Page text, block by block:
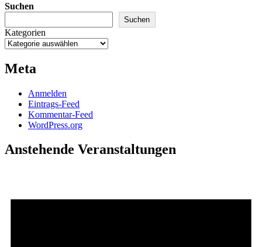
Suchen
Suchen
Kategorien
Meta
Anmelden
Eintrags-Feed
Kommentar-Feed
WordPress.org
Anstehende Veranstaltungen